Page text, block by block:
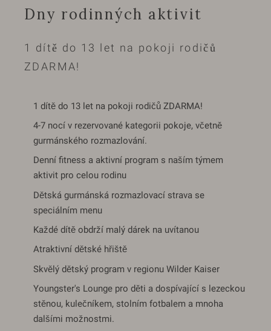
Dny rodinných aktivit
1 dítě do 13 let na pokoji rodičů
ZDARMA!
1 dítě do 13 let na pokoji rodičů ZDARMA!
4-7 nocí v rezervované kategorii pokoje, včetně
gurmánského rozmazlování.
Denní fitness a aktivní program s naším týmem
aktivit pro celou rodinu
Dětská gurmánská rozmazlovací strava se
speciálním menu
Každé dítě obdrží malý dárek na uvítanou
Atraktivní dětské hřiště
Skvělý dětský program v regionu Wilder Kaiser
Youngster's Lounge pro děti a dospívající s lezeckou
stěnou, kulečníkem, stolním fotbalem a mnoha
dalšími možnostmi.